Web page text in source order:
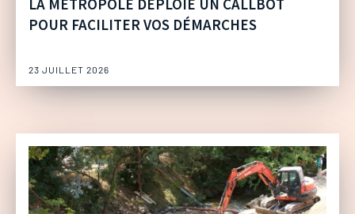
LA MÉTROPOLE DÉPLOIE UN CALLBOT
POUR FACILITER VOS DÉMARCHES
23 JUILLET 2026